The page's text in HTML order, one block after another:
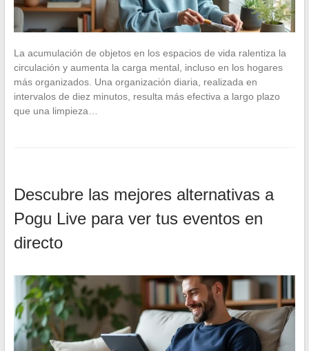
La acumulación de objetos en los espacios de vida ralentiza la
circulación y aumenta la carga mental, incluso en los hogares
más organizados. Una organización diaria, realizada en
intervalos de diez minutos, resulta más efectiva a largo plazo
que una limpieza…
Descubre las mejores alternativas a
Pogu Live para ver tus eventos en
directo